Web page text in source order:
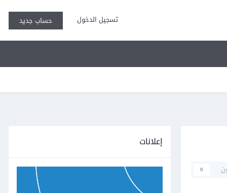
تسجيل الدخول حساب جديد
0
إعلانات